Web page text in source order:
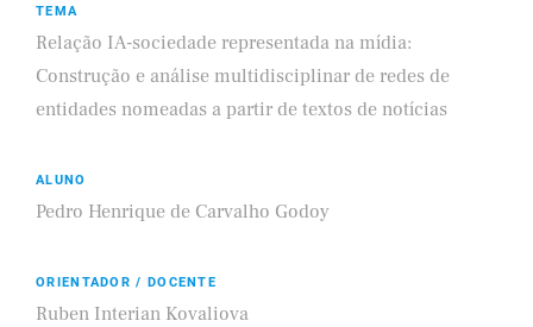
TEMA
Relação IA-sociedade representada na mídia:
Construção e análise multidisciplinar de redes de
entidades nomeadas a partir de textos de notícias
ALUNO
Pedro Henrique de Carvalho Godoy
ORIENTADOR / DOCENTE
Ruben Interian Kovaliova